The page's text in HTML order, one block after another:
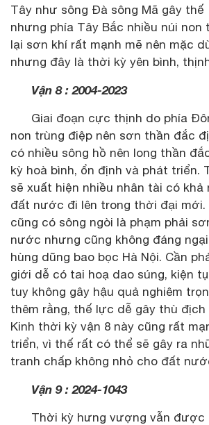
Tây như sông Đà sông Mã gây thế
nhưng phía Tây Bắc nhiều núi non
lại sơn khí rất mạnh mẽ nên mặc
nhưng đây là thời kỳ yên bình,
Vận 8 : 2004-2023
Giai đoạn cực thịnh do phía
non trùng điệp nên sơn thần đắc
có nhiều sông hồ nên long thần
kỳ hoà bình, ổn định và phát triển.
sẽ xuất hiện nhiều nhân tài có khả
đất nước đi lên trong thời đại mới.
cũng có sông ngòi là phạm phải
nước nhưng cũng không đáng
hùng dũng bao bọc Hà Nội. Cần
giới dễ có tai hoạ dao súng, kiện
tuy không gây hậu quả nghiêm
thêm rằng, thế lực dễ gây thù địch
Kinh thời kỳ vận 8 này cũng rất
triển, vì thế rất có thể sẽ gây ra
tranh chấp không nhỏ cho đất
Vận 9 : 2024-1043
Thời kỳ hưng vượng vẫn được